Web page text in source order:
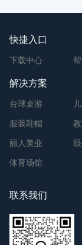
快捷入口
下载中心
解决方案
台球桌游
服装鞋帽
丽人美业
体育场馆
联系我们